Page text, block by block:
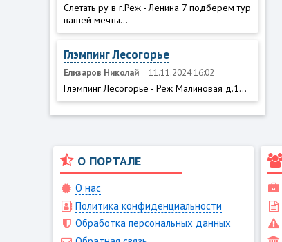
Слетать ру в г.Реж - Ленина 7 подберем тур
вашей мечты...
Глэмпинг Лесогорье
Елизаров Николай 11.11.2024 16:02
Глэмпинг Лесогорье - Реж Малиновая д.1...
О ПОРТАЛЕ
О нас
Политика конфиденциальности
Обработка персональных данных